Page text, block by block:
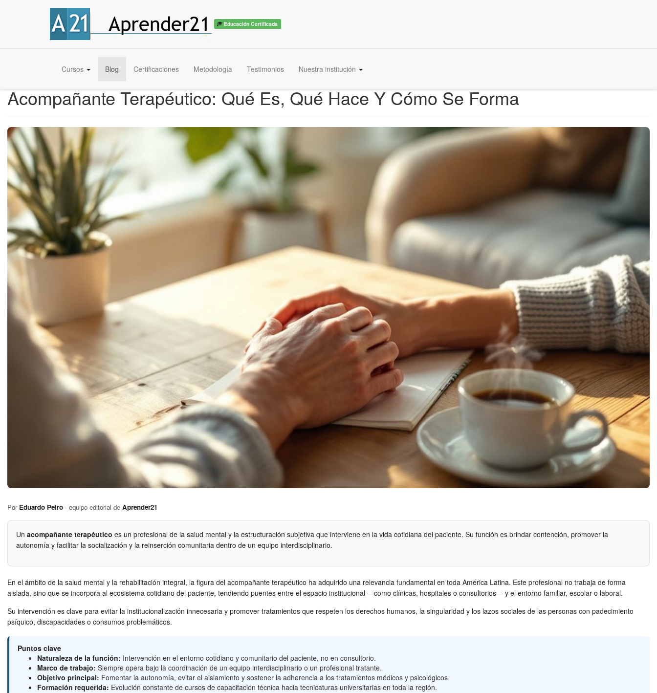
Educación Certificada
Cursos Blog Certificaciones Metodología Testimonios Nuestra institución
Acompañante Terapéutico: Qué Es, Qué Hace Y Cómo Se Forma
Por Eduardo Peiro · equipo editorial de Aprender21
Un acompañante terapéutico es un profesional de la salud mental y la estructuración subjetiva que interviene en la vida cotidiana del paciente. Su función es brindar contención, promover la
autonomía y facilitar la socialización y la reinserción comunitaria dentro de un equipo interdisciplinario.
En el ámbito de la salud mental y la rehabilitación integral, la figura del acompañante terapéutico ha adquirido una relevancia fundamental en toda América Latina. Este profesional no trabaja de forma
aislada, sino que se incorpora al ecosistema cotidiano del paciente, tendiendo puentes entre el espacio institucional —como clínicas, hospitales o consultorios— y el entorno familiar, escolar o laboral.
Su intervención es clave para evitar la institucionalización innecesaria y promover tratamientos que respeten los derechos humanos, la singularidad y los lazos sociales de las personas con padecimiento
psíquico, discapacidades o consumos problemáticos.
Puntos clave
Naturaleza de la función: Intervención en el entorno cotidiano y comunitario del paciente, no en consultorio.
Marco de trabajo: Siempre opera bajo la coordinación de un equipo interdisciplinario o un profesional tratante.
Objetivo principal: Fomentar la autonomía, evitar el aislamiento y sostener la adherencia a los tratamientos médicos y psicológicos.
Formación requerida: Evolución constante de cursos de capacitación técnica hacia tecnicaturas universitarias en toda la región.